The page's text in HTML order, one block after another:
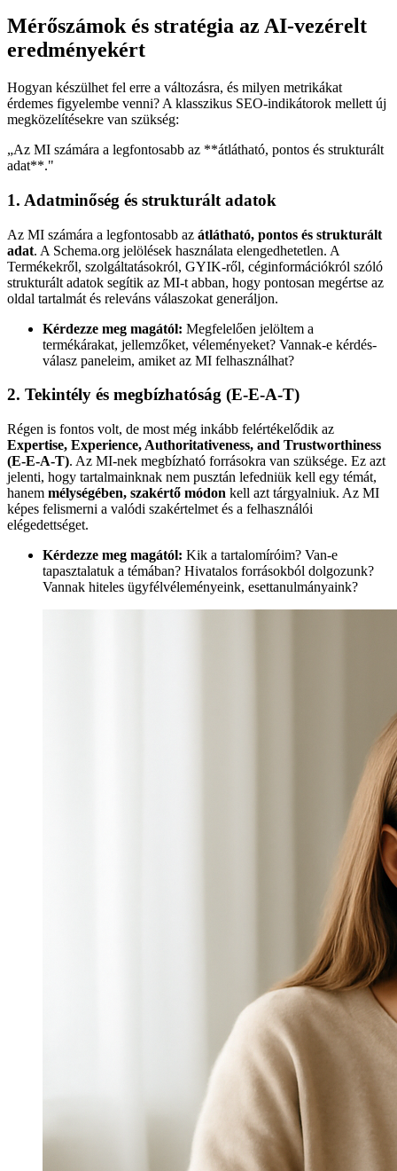
Mérőszámok és stratégia az AI-vezérelt
eredményekért
Hogyan készülhet fel erre a változásra, és milyen metrikákat
érdemes figyelembe venni? A klasszikus SEO-indikátorok mellett új
megközelítésekre van szükség:
„Az MI számára a legfontosabb az **átlátható, pontos és strukturált
adat**."
1. Adatminőség és strukturált adatok
Az MI számára a legfontosabb az átlátható, pontos és strukturált
adat. A Schema.org jelölések használata elengedhetetlen. A
Termékekről, szolgáltatásokról, GYIK-ről, céginformációkról szóló
strukturált adatok segítik az MI-t abban, hogy pontosan megértse az
oldal tartalmát és releváns válaszokat generáljon.
Kérdezze meg magától: Megfelelően jelöltem a
termékárakat, jellemzőket, véleményeket? Vannak-e kérdés-
válasz paneleim, amiket az MI felhasználhat?
2. Tekintély és megbízhatóság (E-E-A-T)
Régen is fontos volt, de most még inkább felértékelődik az
Expertise, Experience, Authoritativeness, and Trustworthiness
(E-E-A-T). Az MI-nek megbízható forrásokra van szüksége. Ez azt
jelenti, hogy tartalmainknak nem pusztán lefedniük kell egy témát,
hanem mélységében, szakértő módon kell azt tárgyalniuk. Az MI
képes felismerni a valódi szakértelmet és a felhasználói
elégedettséget.
Kérdezze meg magától: Kik a tartalomíróim? Van-e
tapasztalatuk a témában? Hivatalos forrásokból dolgozunk?
Vannak hiteles ügyfélvéleményeink, esettanulmányaink?